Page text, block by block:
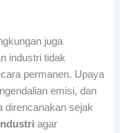
juga
industri tidak
permanen. Upaya
emisi, dan
direncanakan sejak
agar